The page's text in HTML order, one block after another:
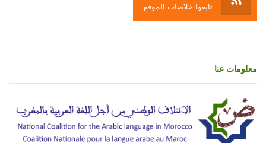
تابعوا خلاصات الموقع
معلومات عنا